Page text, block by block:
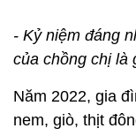
- Kỷ niệm đáng
của chồng chị là
Năm 2022, gia
nem, giò, thịt